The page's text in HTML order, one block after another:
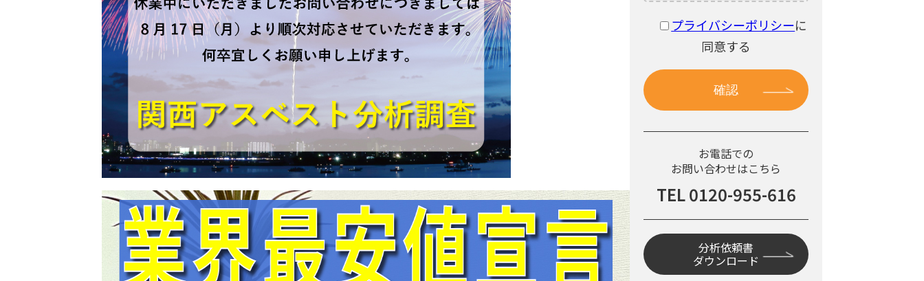
プライバシーポリシーに
同意する
お電話での
お問い合わせはこちら
TEL 0120-955-616
分析依頼書
ダウンロード